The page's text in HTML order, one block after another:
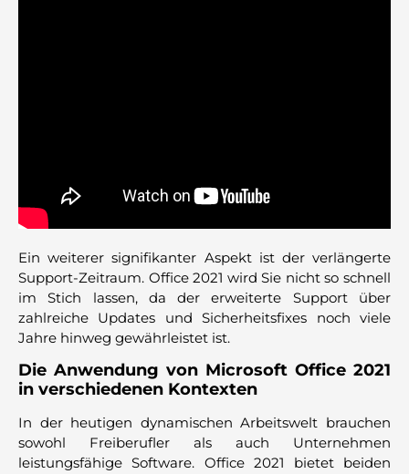
Ein weiterer signifikanter Aspekt ist der verlängerte
Support-Zeitraum. Office 2021 wird Sie nicht so schnell
im Stich lassen, da der erweiterte Support über
zahlreiche Updates und Sicherheitsfixes noch viele
Jahre hinweg gewährleistet ist.
Die Anwendung von Microsoft Office 2021
in verschiedenen Kontexten
In der heutigen dynamischen Arbeitswelt brauchen
sowohl Freiberufler als auch Unternehmen
leistungsfähige Software. Office 2021 bietet beiden